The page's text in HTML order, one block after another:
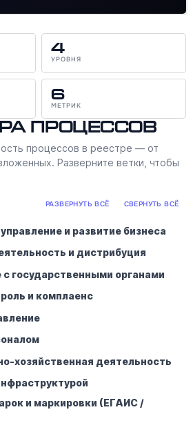
4
УРОВНЯ
6
МЕТРИК
процессов
процессов в реестре — от
Разверните ветки, чтобы
РАЗВЕРНУТЬ ВСЁ СВЕРНУТЬ ВСЁ
и развитие бизнеса
и дистрибуция
государственными органами
и комплаенс
хозяйственная деятельность
и маркировки (ЕГАИС /